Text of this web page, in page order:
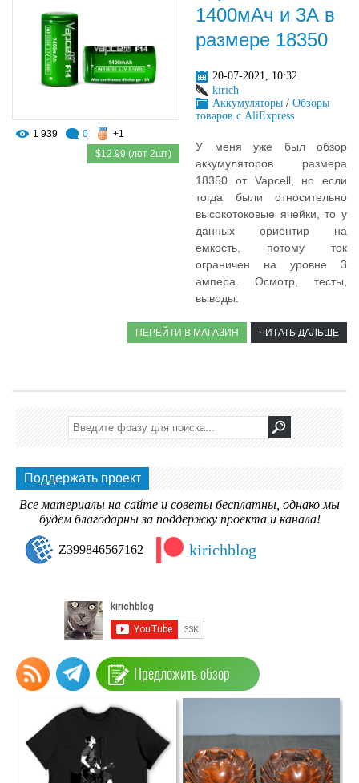
1 939 0
+1
$12.99 (лот 2шт)
1400мАч и 3А в
размере 18350
20-07-2021, 10:32
kirich
Аккумуляторы / Обзоры
товаров с AliExpress
У меня уже был обзор
аккумуляторов размера
18350 от Vapcell, но если
тогда были относительно
высокотоковые ячейки, то у
данных ориентир на
емкость, потому ток
ограничен на уровне 3
ампера. Осмотр, тесты,
выводы.
ПЕРЕЙТИ В МАГАЗИН ЧИТАТЬ ДАЛЬШЕ
Поддержать проект
Все материалы на сайте и советы бесплатны, однако мы
будем благодарны за поддержку проекта и канала!
Z399846567162 kirichblog
Предложить обзор